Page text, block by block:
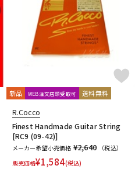
新品 WEB注文店頭受取可 送料無料
R.Cocco
Finest Handmade Guitar String
[RC9 (09-42)]
メーカー希望小売価格 ¥2,640
（税込）
販売価格¥1,584(税込)